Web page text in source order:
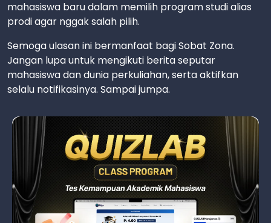
mahasiswa baru dalam memilih program studi alias
prodi agar nggak salah pilih.
Semoga ulasan ini bermanfaat bagi Sobat Zona.
Jangan lupa untuk mengikuti berita seputar
mahasiswa dan dunia perkuliahan, serta aktifkan
selalu notifikasinya. Sampai jumpa.